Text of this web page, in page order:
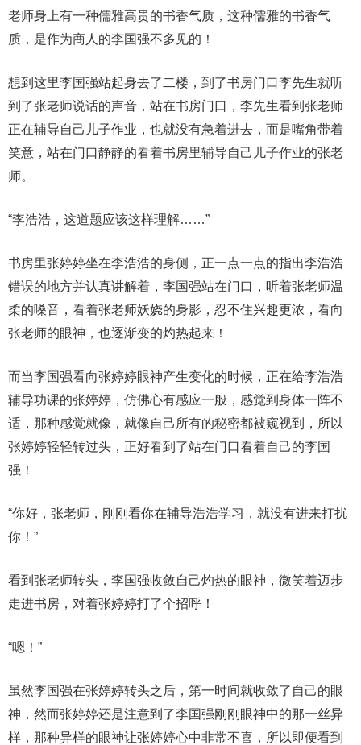
老师身上有一种儒雅高贵的书香气质，这种儒雅的书香气
质，是作为商人的李国强不多见的！
想到这里李国强站起身去了二楼，到了书房门口李先生就听
到了张老师说话的声音，站在书房门口，李先生看到张老师
正在辅导自己儿子作业，也就没有急着进去，而是嘴角带着
笑意，站在门口静静的看着书房里辅导自己儿子作业的张老
师。
“李浩浩，这道题应该这样理解……”
书房里张婷婷坐在李浩浩的身侧，正一点一点的指出李浩浩
错误的地方并认真讲解着，李国强站在门口，听着张老师温
柔的嗓音，看着张老师妖娆的身影，忍不住兴趣更浓，看向
张老师的眼神，也逐渐变的灼热起来！
而当李国强看向张婷婷眼神产生变化的时候，正在给李浩浩
辅导功课的张婷婷，仿佛心有感应一般，感觉到身体一阵不
适，那种感觉就像，就像自己所有的秘密都被窥视到，所以
张婷婷轻轻转过头，正好看到了站在门口看着自己的李国
强！
“你好，张老师，刚刚看你在辅导浩浩学习，就没有进来打扰
你！”
看到张老师转头，李国强收敛自己灼热的眼神，微笑着迈步
走进书房，对着张婷婷打了个招呼！
“嗯！”
虽然李国强在张婷婷转头之后，第一时间就收敛了自己的眼
神，然而张婷婷还是注意到了李国强刚刚眼神中的那一丝异
样，那种异样的眼神让张婷婷心中非常不喜，所以即便看到